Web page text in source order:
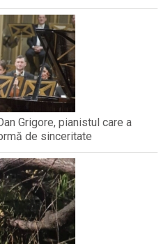
Grigore, pianistul care a
de sinceritate